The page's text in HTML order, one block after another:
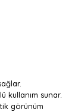
kullanım sunar.
görünüm